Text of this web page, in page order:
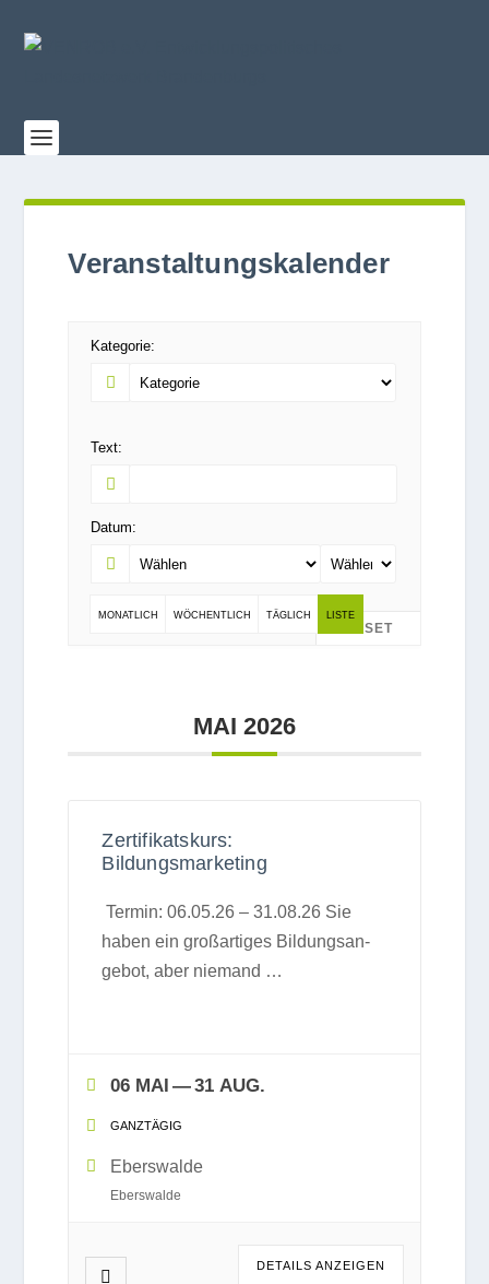
Veranstaltungskalender
Kate­go­rie:
Text:
Datum:
RESET
MONAT­LICH WÖCHENT­LICH TÄG­LICH LISTE
MAI 2026
Zertifikatskurs:
Bildungsmarketing
Ter­min: 06.05.26 – 31.08.26 Sie
haben ein groß­ar­ti­ges Bil­dungs­an­
ge­bot, aber nie­mand …
06 MAI — 31 AUG.
GANZ­TÄ­GIG
Ebers­walde
Ebers­walde
DETAILS ANZEI­GEN